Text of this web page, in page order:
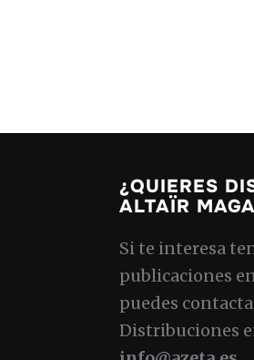
¿QUIERES
ALTAÏR
Si te interesa
publicaciones
puedes
Distribuciones